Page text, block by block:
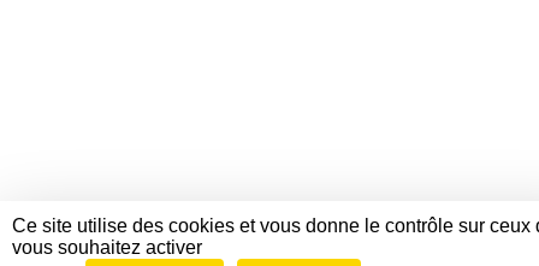
Ce site utilise des cookies et vous donne le contrôle sur ceux
vous souhaitez activer